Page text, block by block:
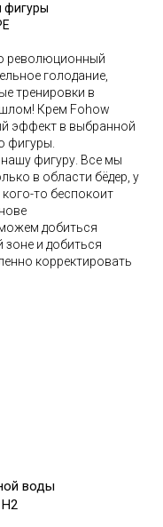
фигуры
революционный
голодание,
тренировки в
Крем Fohow
эффект в выбранной
фигуры.
фигуру. Все мы
в области бёдер, у
то беспокоит
добиться
и добиться
корректировать
воды­­